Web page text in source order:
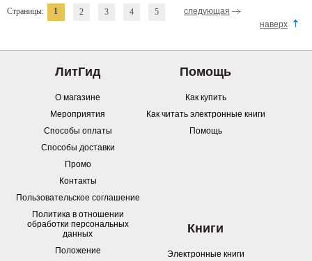
Страницы: 1 2 3 4 5
следующая
наверх
ЛитГид
О магазине
Мероприятия
Способы оплаты
Способы доставки
Промо
Контакты
Пользовательское соглашение
Политика в отношении
обработки персональных
данных
Положение
Помощь
Как купить
Как читать электронные книги
Помощь
Книги
Электронные книги